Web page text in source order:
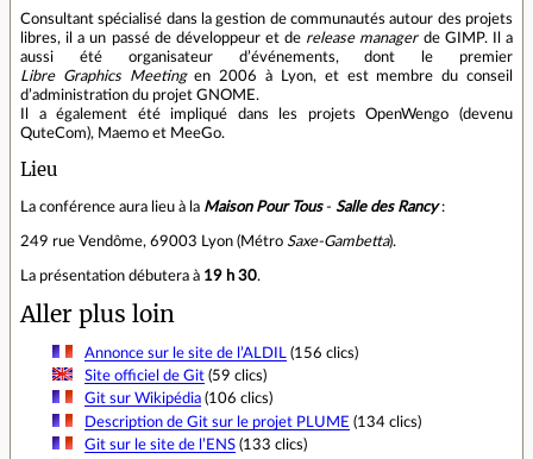
Consultant spécialisé dans la gestion de communautés autour des projets
libres, il a un passé de développeur et de release managerde GIMP. Il a
aussi été organisateur d’événements, dont le premier
Libre Graphics Meetingen 2006 à Lyon, et est membre du conseil
d’administration du projet GNOME.
Il a également été impliqué dans les projets OpenWengo (devenu
QuteCom), Maemo et MeeGo.
Lieu
La conférence aura lieu à la Maison Pour Tous- Salle des Rancy:
249 rue Vendôme, 69003 Lyon (Métro Saxe‐Gambetta).
La présentation débutera à 19 h 30.
Aller plus loin
Annonce sur le site de l’ALDIL
(156 clics)
Site officiel de Git(59 clics)
Git sur Wikipédia(106 clics)
Description de Git sur le projet PLUME (134 clics)
Git sur le site de l’ENS(133 clics)